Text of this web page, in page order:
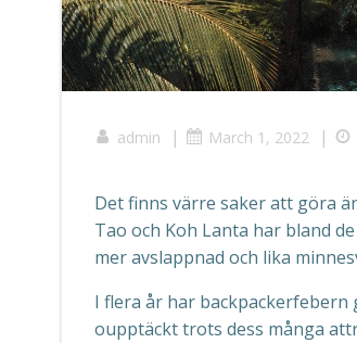
admin | March 1, 2022 |
Det finns värre saker att göra
Tao och Koh Lanta har bland
mer avslappnad och lika
I flera år har
oupptäckt trots dess många